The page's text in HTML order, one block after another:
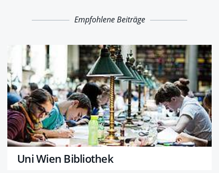
Empfohlene Beiträge
Uni Wien Bibliothek